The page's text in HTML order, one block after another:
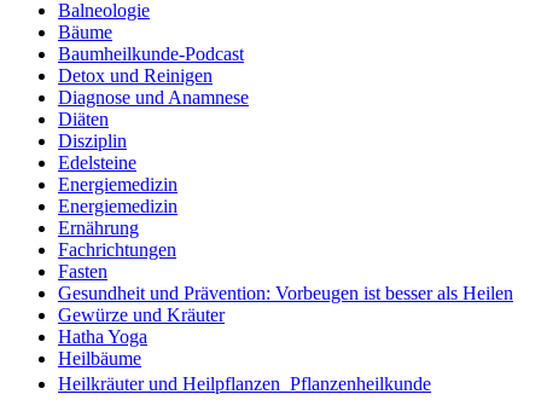
Balneologie
Bäume
Baumheilkunde-Podcast
Detox und Reinigen
Diagnose und Anamnese
Diäten
Disziplin
Edelsteine
Energiemedizin
Energiemedizin
Ernährung
Fachrichtungen
Fasten
Gesundheit und Prävention: Vorbeugen ist besser als Heilen
Gewürze und Kräuter
Hatha Yoga
Heilbäume
Heilkräuter und Heilpflanzen  Pflanzenheilkunde